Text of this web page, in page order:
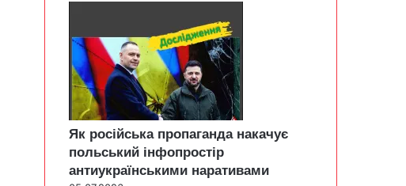
Як російська пропаганда накачує
польський інфопростір
антиукраїнськими наративами